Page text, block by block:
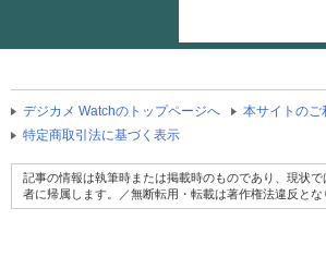
デジカメ Watchのトップページへ 本サイトのご
特定商取引法に基づく表示
記事の情報は執筆時または掲載時のものであり、現状
者に帰属します。／無断転用・転載は著作権法違反と